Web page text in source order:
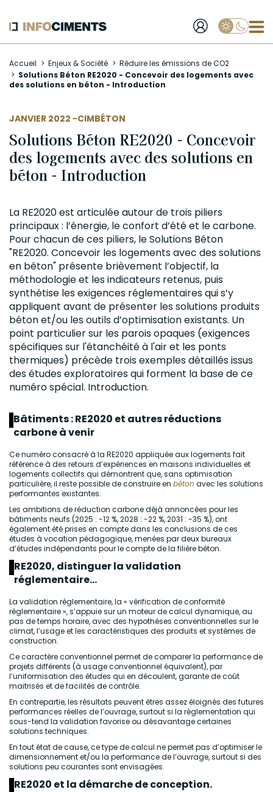
au
contenu
Accueil Enjeux & Société
Réduire les émissions de CO2
Solutions Béton RE2020 - Concevoir des logements avec
des solutions en béton - Introduction
JANVIER 2022 -
AUTEUR CIMBÉTON
Solutions Béton RE2020 - Concevoir
des logements avec des solutions en
béton - Introduction
La RE2020 est articulée autour de trois piliers
principaux : l’énergie, le confort d’été et le carbone.
Pour chacun de ces piliers, le Solutions Béton
"RE2020. Concevoir les logements avec des solutions
en béton" présente brièvement l’objectif, la
méthodologie et les indicateurs retenus, puis
synthétise les exigences réglementaires qui s’y
appliquent avant de présenter les solutions produits
béton et/ou les outils d’optimisation existants. Un
point particulier sur les parois opaques (exigences
spécifiques sur l'étanchéitéà l'air et les ponts
thermiques) précède trois exemples détaillés issus
des études exploratoires qui forment la base de ce
numéro spécial. Introduction.
Bâtiments : RE2020 et autres réductions
carbone à venir
Ce numéro consacré à la RE2020 appliquée aux logements fait
référence à des retours d’expériences en maisons individuelles et
logements collectifs qui démontrent que, sans optimisation
particulière, il reste possible de construire en béton avec les solutions
performantes existantes.
Les ambitions de réduction carbone déjà annoncées pour les
bâtiments neufs (2025 : -12 %, 2028 : -22 %, 2031 : -35 %), ont
également été prises en compte dans les conclusions de ces
études à vocation pédagogique, menées par deux bureaux
d’études indépendants pour le compte de la filière béton.
RE2020, distinguer la validation
réglementaire…
La validation réglementaire, la « vérification de conformité
réglementaire », s’appuie sur un moteur de calcul dynamique, au
pas de temps horaire, avec des hypothèses conventionnelles sur le
climat, l’usage et les caractéristiques des produits et systèmes de
construction.
Ce caractère conventionnel permet de comparer la performance de
projets différents (à usage conventionnel équivalent), par
l’uniformisation des études qui en découlent, garante de coût
maitrisés et de facilités de contrôle.
En contrepartie, les résultats peuvent êtres assez éloignés des futures
performances réelles de l’ouvrage, surtout si la règlementation qui
sous-tend la validation favorise ou désavantage certaines
solutions techniques.
En tout état de cause, ce type de calcul ne permet pas d’optimiser le
dimensionnement et/ou la performance de l’ouvrage, surtout si des
solutions peu courantes sont envisagées.
RE2020 et la démarche de conception.